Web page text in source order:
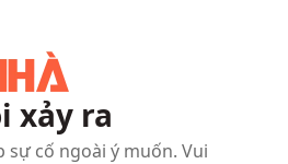
xảy ra
sự cố ngoài ý muốn. Vui